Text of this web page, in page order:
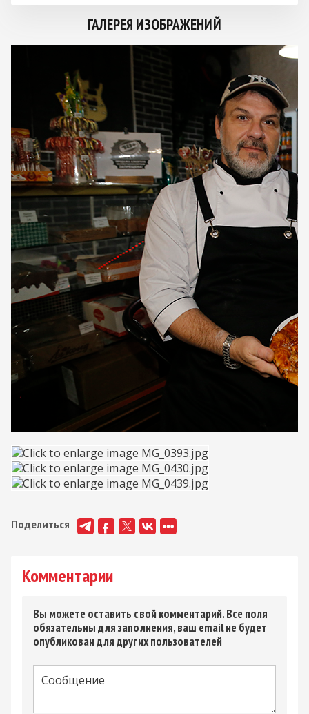
ГАЛЕРЕЯ ИЗОБРАЖЕНИЙ
Поделиться
Комментарии
Вы можете оставить свой комментарий. Все поля
обязательны для заполнения, ваш email не будет
опубликован для других пользователей